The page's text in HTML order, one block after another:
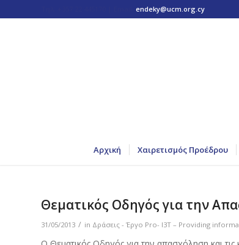
endeky@ucm.org.cy
Αρχική Χαιρετισμός Προέδρου
Θεματικός Οδηγός για την
31/05/2013 / in Δράσεις - Έργο Pro- I3T – Providing